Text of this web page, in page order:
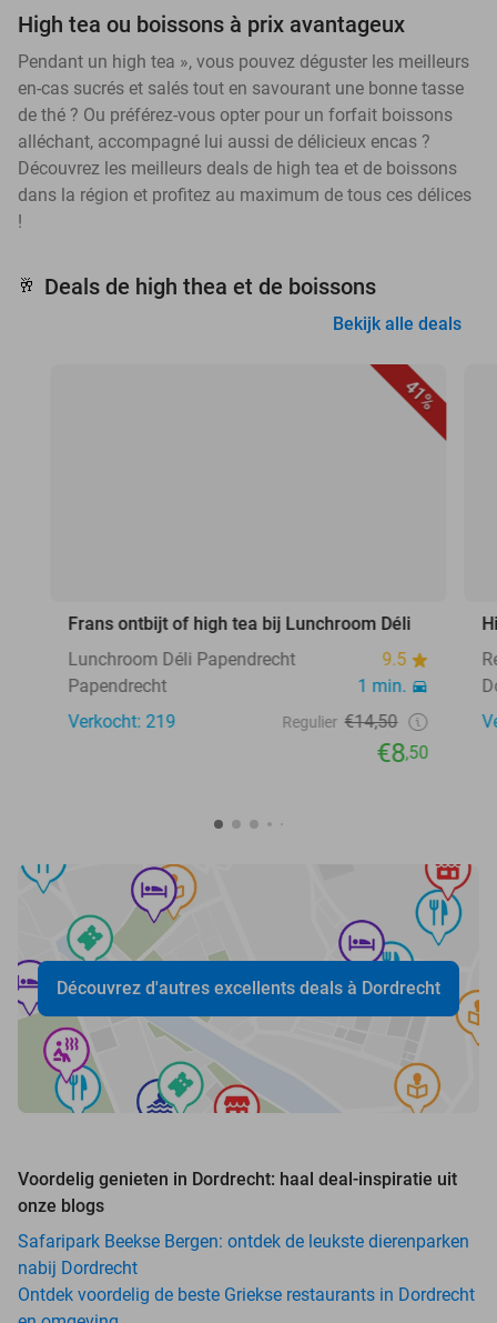
High tea ou boissons à prix avantageux
Pendant un high tea », vous pouvez déguster les meilleurs
en-cas sucrés et salés tout en savourant une bonne tasse
de thé ? Ou préférez-vous opter pour un forfait boissons
alléchant, accompagné lui aussi de délicieux encas ?
Découvrez les meilleurs deals de high tea et de boissons
dans la région et profitez au maximum de tous ces délices
!
🥂 Deals de high thea et de boissons
Bekijk alle deals
41%
Frans ontbijt of high tea bij Lunchroom Déli
Lunchroom Déli Papendrecht
9.5
Papendrecht
1 min.
Verkocht: 219
Regulier €14,50
€8,50
Découvrez d'autres excellents deals à Dordrecht
Voordelig genieten in Dordrecht: haal deal-inspiratie uit
onze blogs
Safaripark Beekse Bergen: ontdek de leukste dierenparken
nabij Dordrecht
Ontdek voordelig de beste Griekse restaurants in Dordrecht